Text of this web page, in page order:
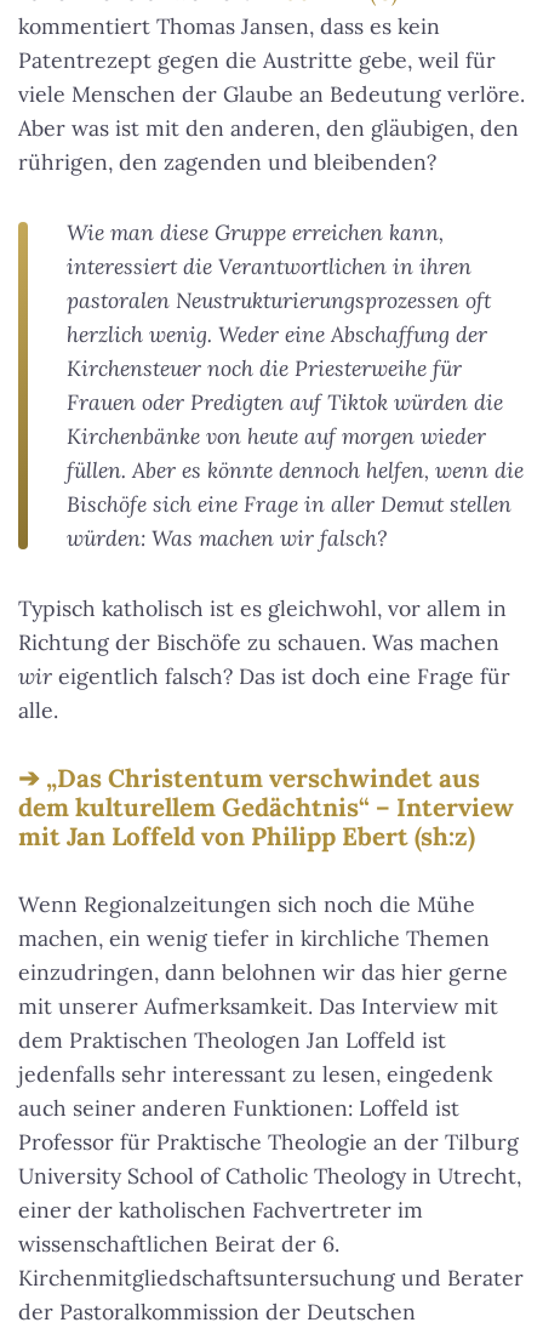
kommentiert Thomas Jansen, dass es kein
Patentrezept gegen die Austritte gebe, weil für
viele Menschen der Glaube an Bedeutung verlöre.
Aber was ist mit den anderen, den gläubigen, den
rührigen, den zagenden und bleibenden?
Wie man diese Gruppe erreichen kann,
interessiert die Verantwortlichen in ihren
pastoralen Neustrukturierungsprozessen oft
herzlich wenig. Weder eine Abschaffung der
Kirchensteuer noch die Priesterweihe für
Frauen oder Predigten auf Tiktok würden die
Kirchenbänke von heute auf morgen wieder
füllen. Aber es könnte dennoch helfen, wenn die
Bischöfe sich eine Frage in aller Demut stellen
würden: Was machen wir falsch?
Typisch katholisch ist es gleichwohl, vor allem in
Richtung der Bischöfe zu schauen. Was machen
wir eigentlich falsch? Das ist doch eine Frage für
alle.
„Das Christentum verschwindet aus
dem kulturellem Gedächtnis“ – Interview
mit Jan Loffeld von Philipp Ebert (sh:z)
Wenn Regionalzeitungen sich noch die Mühe
machen, ein wenig tiefer in kirchliche Themen
einzudringen, dann belohnen wir das hier gerne
mit unserer Aufmerksamkeit. Das Interview mit
dem Praktischen Theologen Jan Loffeld ist
jedenfalls sehr interessant zu lesen, eingedenk
auch seiner anderen Funktionen: Loffeld ist
Professor für Praktische Theologie an der Tilburg
University School of Catholic Theology in Utrecht,
einer der katholischen Fachvertreter im
wissenschaftlichen Beirat der 6.
Kirchenmitgliedschaftsuntersuchung und Berater
der Pastoralkommission der Deutschen